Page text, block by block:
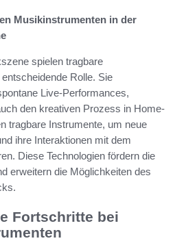
Musikinstrumenten in der
spielen tragbare
Rolle. Sie
Live-Performances,
den kreativen Prozess in Home-
tragbare Instrumente, um neue
ihre Interaktionen mit dem
Diese Technologien fördern die
erweitern die Möglichkeiten des
Fortschritte bei